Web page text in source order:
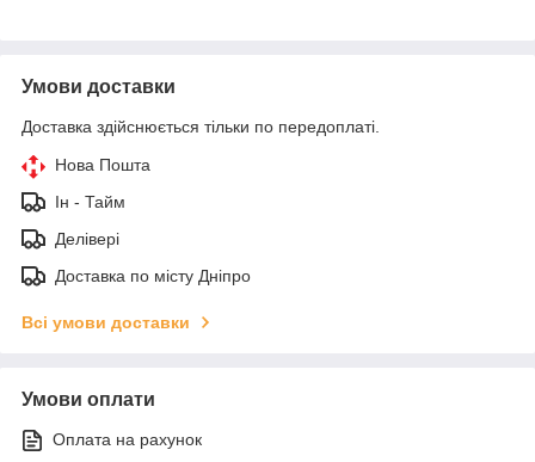
Умови доставки
Доставка здійснюється тільки по передоплаті.
Нова Пошта
Ін - Тайм
Делівері
Доставка по місту Дніпро
Всі умови доставки
Умови оплати
Оплата на рахунок